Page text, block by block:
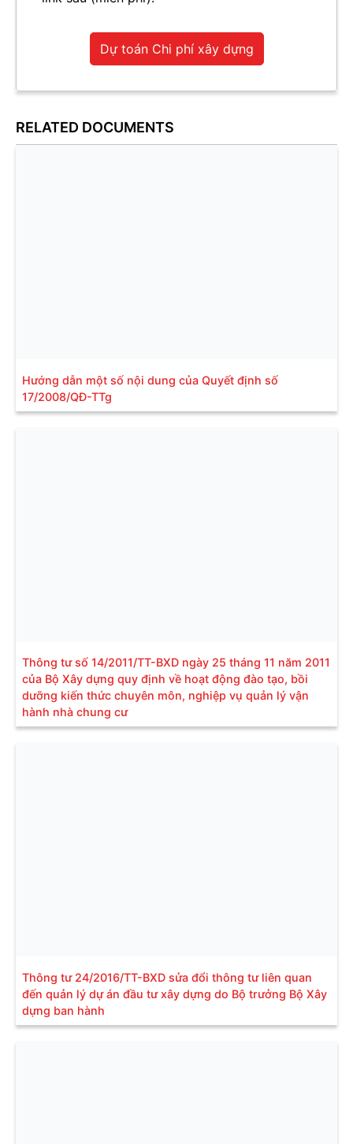
Dự toán Chi phí xây dựng
RELATED DOCUMENTS
Hướng dẫn một số nội dung của Quyết định số
17/2008/QĐ-TTg
Thông tư số 14/2011/TT-BXD ngày 25 tháng 11 năm 2011
của Bộ Xây dựng quy định về hoạt động đào tạo, bồi
dưỡng kiến thức chuyên môn, nghiệp vụ quản lý vận
hành nhà chung cư
Thông tư 24/2016/TT-BXD sửa đổi thông tư liên quan
đến quản lý dự án đầu tư xây dựng do Bộ trưởng Bộ Xây
dựng ban hành